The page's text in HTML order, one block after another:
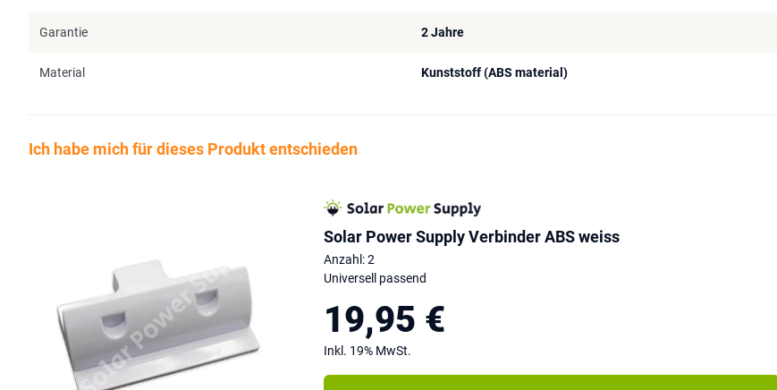
Garantie 2 Jahre
Material Kunststoff (ABS material)
Ich habe mich für dieses Produkt entschieden
Solar Power Supply Verbinder ABS weiss
Anzahl: 2
Universell passend
19,95 €
Inkl. 19% MwSt.